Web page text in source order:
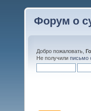
Форум о
Добро пожаловать,
Не получили письмо